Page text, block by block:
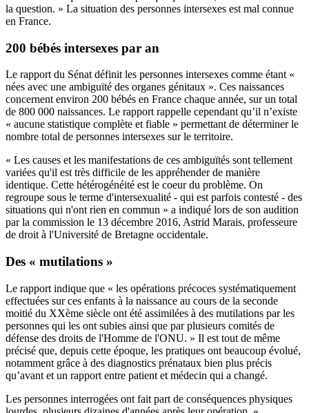
la question. » La situation des personnes intersexes est mal connue
en France.
200 bébés intersexes par an
Le rapport du Sénat définit les personnes intersexes comme étant «
nées avec une ambiguïté des organes génitaux ». Ces naissances
concernent environ 200 bébés en France chaque année, sur un total
de 800 000 naissances. Le rapport rappelle cependant qu’il n’existe
« aucune statistique complète et fiable » permettant de déterminer le
nombre total de personnes intersexes sur le territoire.
« Les causes et les manifestations de ces ambiguïtés sont tellement
variées qu'il est très difficile de les appréhender de manière
identique. Cette hétérogénéité est le coeur du problème. On
regroupe sous le terme d'intersexualité - qui est parfois contesté - des
situations qui n'ont rien en commun » a indiqué lors de son audition
par la commission le 13 décembre 2016, Astrid Marais, professeure
de droit à l'Université de Bretagne occidentale.
Des « mutilations »
Le rapport indique que « les opérations précoces systématiquement
effectuées sur ces enfants à la naissance au cours de la seconde
moitié du XXème siècle ont été assimilées à des mutilations par les
personnes qui les ont subies ainsi que par plusieurs comités de
défense des droits de l'Homme de l'ONU. » Il est tout de même
précisé que, depuis cette époque, les pratiques ont beaucoup évolué,
notamment grâce à des diagnostics prénataux bien plus précis
qu’avant et un rapport entre patient et médecin qui a changé.
Les personnes interrogées ont fait part de conséquences physiques